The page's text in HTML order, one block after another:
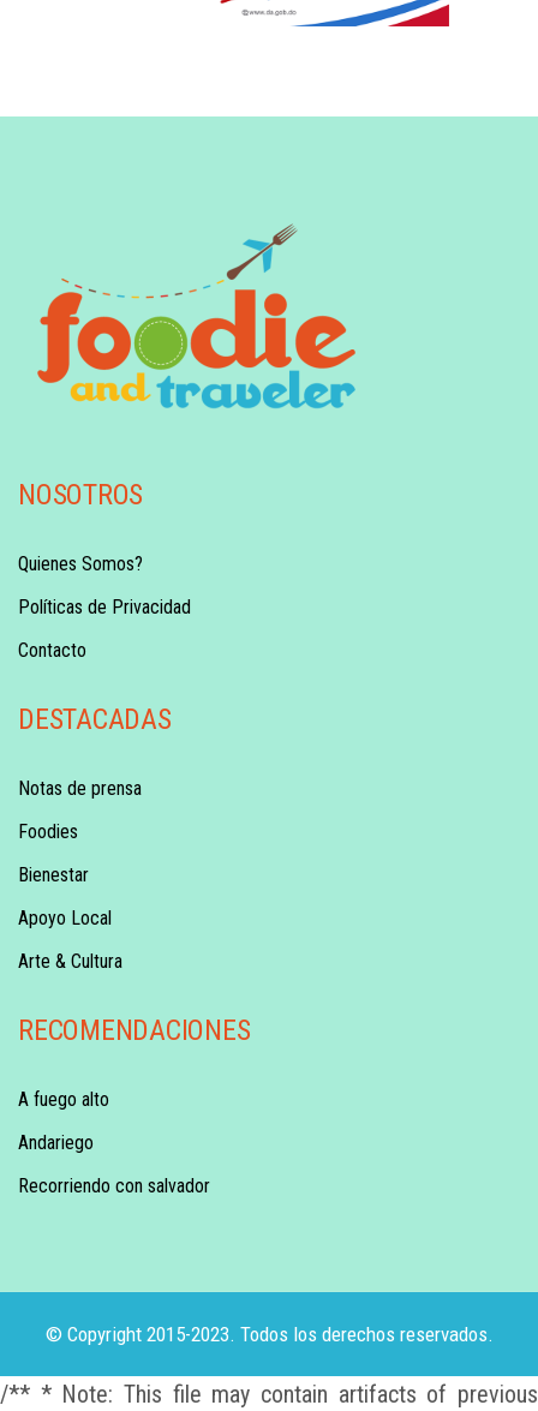
NOSOTROS
Quienes Somos?
Políticas de Privacidad
Contacto
DESTACADAS
Notas de prensa
Foodies
Bienestar
Apoyo Local
Arte & Cultura
RECOMENDACIONES
A fuego alto
Andariego
Recorriendo con salvador
© Copyright 2015-2023. Todos los derechos reservados.
/** * Note: This file may contain artifacts of previous